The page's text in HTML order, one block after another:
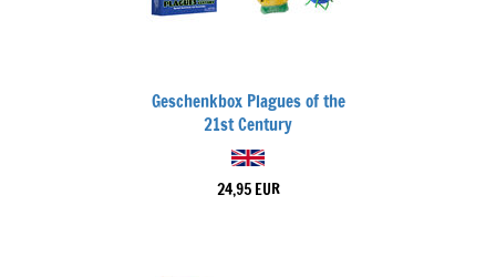
Geschenkbox Plagues of the
21st Century
24,95 EUR